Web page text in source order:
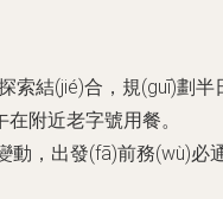
索結(jié)合，規(guī)劃半
附近老字號用餐。
動，出發(fā)前務(wù)必